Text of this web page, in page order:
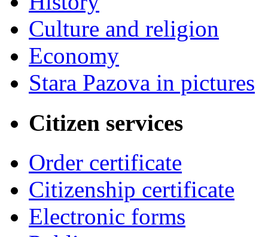
Culture and religion
Economy
Stara Pazova in pictures
Citizen services
Order certificate
Citizenship certificate
Electronic forms